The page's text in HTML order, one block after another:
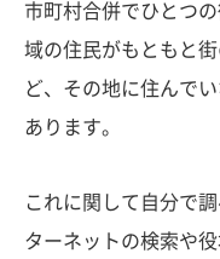
市町村合併でひとつ
域の住民がもともと
ど、その地に住んで
あります。
これに関して自分で
ターネットの検索や